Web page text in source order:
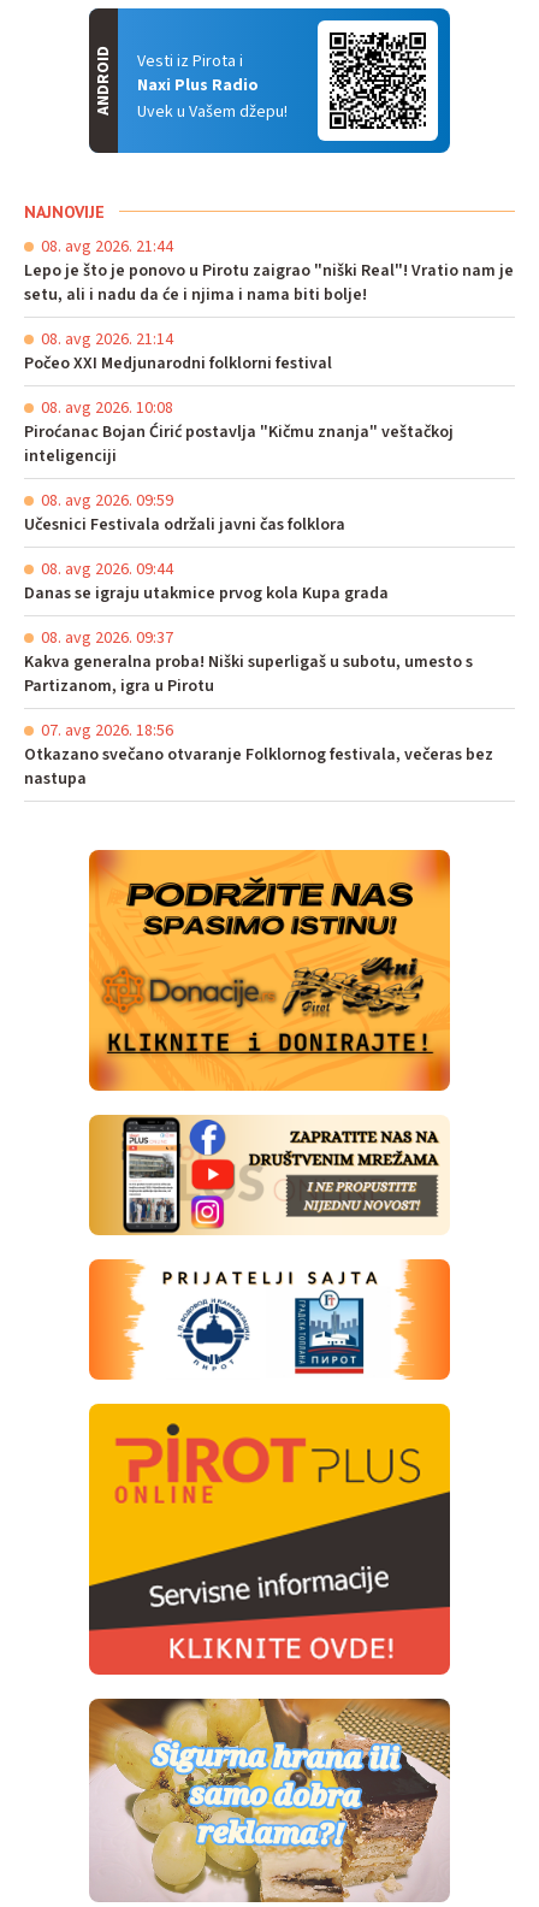
Vesti iz Pirota i
Naxi Plus Radio
Uvek u Vašem džepu!
ANDROID
NAJNOVIJE
08. avg 2026. 21:44
Lepo je što je ponovo u Pirotu zaigrao "niški Real"! Vratio nam je
setu, ali i nadu da će i njima i nama biti bolje!
08. avg 2026. 21:14
Počeo XXI Medjunarodni folklorni festival
08. avg 2026. 10:08
Piroćanac Bojan Ćirić postavlja "Kičmu znanja" veštačkoj
inteligenciji
08. avg 2026. 09:59
Učesnici Festivala održali javni čas folklora
08. avg 2026. 09:44
Danas se igraju utakmice prvog kola Kupa grada
08. avg 2026. 09:37
Kakva generalna proba! Niški superligaš u subotu, umesto s
Partizanom, igra u Pirotu
07. avg 2026. 18:56
Otkazano svečano otvaranje Folklornog festivala, večeras bez
nastupa